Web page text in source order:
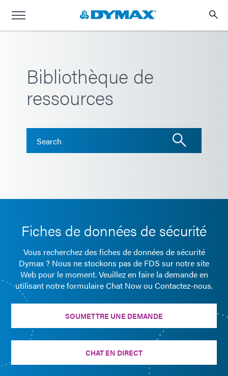
Bibliothèque de
ressources
Fiches de données de sécurité
Vous recherchez des fiches de données de sécurité
Dymax ? Nous ne stockons pas de FDS sur notre site
Web pour le moment. Veuillez en faire la demande en
utilisant notre formulaire Chat Now ou Contactez-nous.
SOUMETTRE UNE DEMANDE
CHAT EN DIRECT